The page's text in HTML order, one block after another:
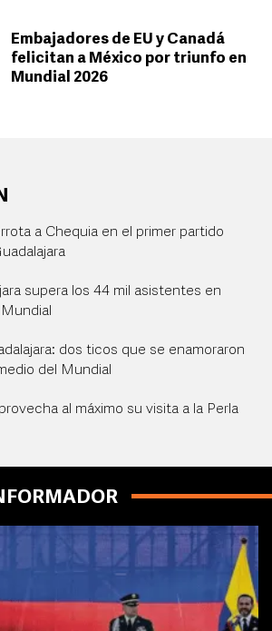
Embajadores de EU y Canadá
felicitan a México por triunfo en
Mundial 2026
a Chequia en el primer partido
supera los 44 mil asistentes en
dos ticos que se enamoraron
del Mundial
al máximo su visita a la Perla